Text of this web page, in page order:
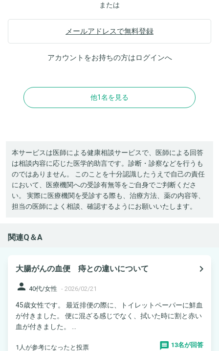
または
メールアドレスで無料登録
アカウントをお持ちの方はログインへ
他1名を見る
本サービスは医師による健康相談サービスで、医師による回答
は相談内容に応じた医学的助言です。診断・診察などを行うも
のではありません。 このことを十分認識したうえで自己の責任
において、医療機関への受診有無等をご自身でご判断くださ
い。 実際に医療機関を受診する際も、治療方法、薬の内容等、
担当の医師によく相談、確認するようにお願いいたします。
関連Q＆A
大腸がんの血便 痔との違いについて
navigate_next
person 40代/女性 - 2026/02/21
45歳女性です。 最近排便の際に、トイレットペーパーに鮮血
が付きました。 便に混ざる感じでなく、拭いた時に割と赤い
1人が参考になったと投票 13名が回答